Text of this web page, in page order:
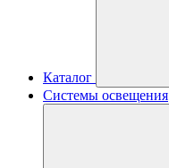
Каталог
Системы освещения